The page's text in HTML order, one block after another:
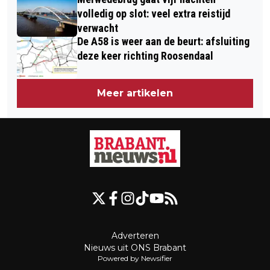
volledig op slot: veel extra reistijd
verwacht
De A58 is weer aan de beurt: afsluiting
deze keer richting Roosendaal
Meer artikelen
Adverteren
Nieuws uit ONS Brabant
Powered by Newsifier